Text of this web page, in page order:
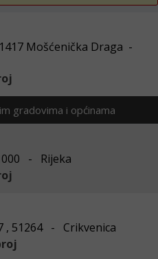
Mošćenička Draga -
gradovima i općinama
- Rijeka
, 51264 - Crikvenica